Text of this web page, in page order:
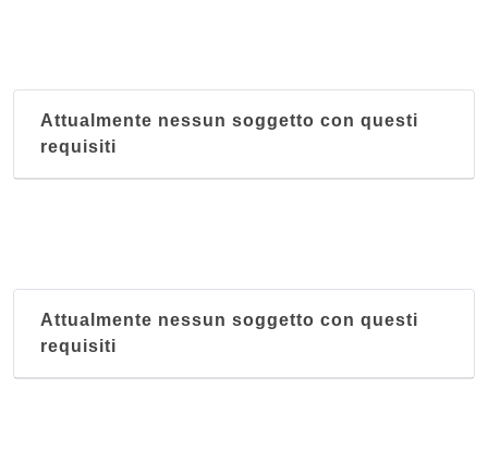
Kilimangiaro
Mar Rosso
via Marco Aurelio 8, Milano
Attualmente nessun soggetto con questi
requisiti
Attualmente nessun soggetto con questi
requisiti